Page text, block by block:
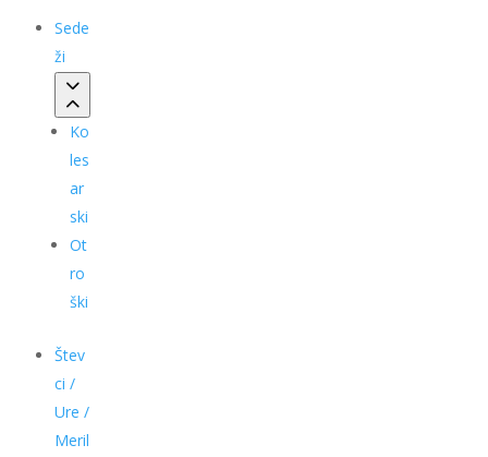
Sede
ži
Ko
les
ar
ski
Ot
ro
ški
Štev
ci /
Ure /
Meril